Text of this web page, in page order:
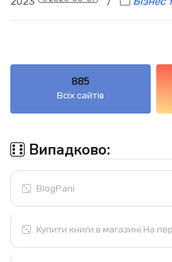
885
Всіх сайтів
Випадково:
BlogPani
Купити книги в магазині На